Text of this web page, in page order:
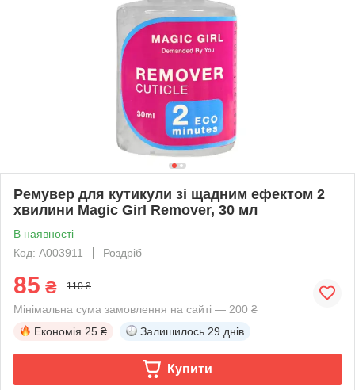
Ремувер для кутикули зі щадним ефектом 2
хвилини Magic Girl Remover, 30 мл
В наявності
Код: A003911
Роздріб
85 ₴ 110 ₴
Мінімальна сума замовлення на сайті — 200 ₴
Економія 25 ₴ Залишилось 29 днів
Купити